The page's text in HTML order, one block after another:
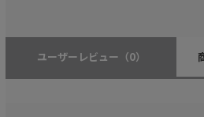
ユーザーレビュー （0）